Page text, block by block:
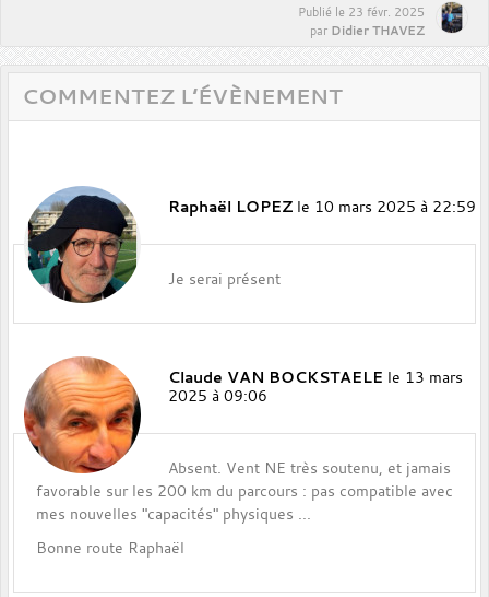
Publié le 23 févr. 2025
par Didier THAVEZ
COMMENTEZ L’ÉVÈNEMENT
Raphaël LOPEZ le 10 mars 2025 à 22:59
Je serai présent
Claude VAN BOCKSTAELE le 13 mars
2025 à 09:06
Absent. Vent NE très soutenu, et jamais
favorable sur les 200 km du parcours : pas compatible avec
mes nouvelles "capacités" physiques ...
Bonne route Raphaël